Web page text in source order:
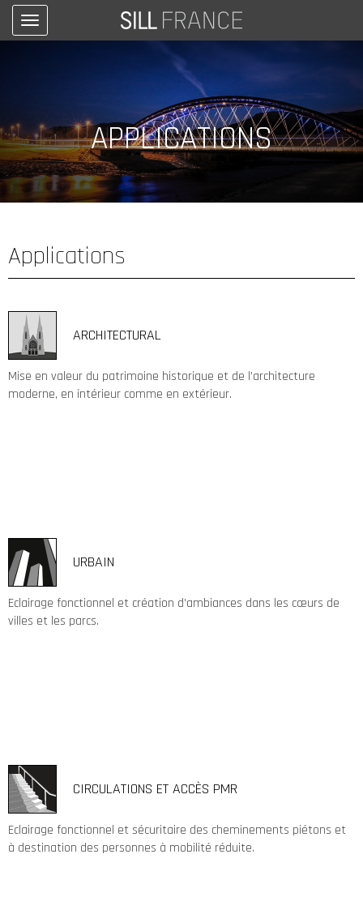
Toggle
navigation
APPLICATIONS
Applications
ARCHITECTURAL
Mise en valeur du patrimoine historique et de l’architecture
moderne, en intérieur comme en extérieur.
URBAIN
Eclairage fonctionnel et création d’ambiances dans les cœurs de
villes et les parcs.
CIRCULATIONS ET ACCÈS PMR
Eclairage fonctionnel et sécuritaire des cheminements piétons et
à destination des personnes à mobilité réduite.